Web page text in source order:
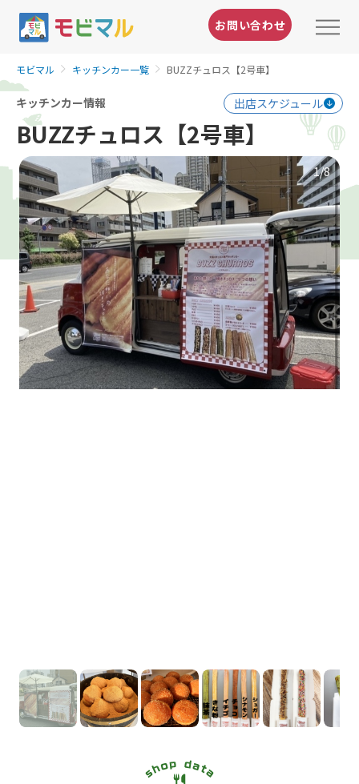
お問い合わせ
モビマル キッチンカー一覧 BUZZチュロス【2号車】
キッチンカー情報 出店スケジュール
BUZZチュロス【2号車】
1/8